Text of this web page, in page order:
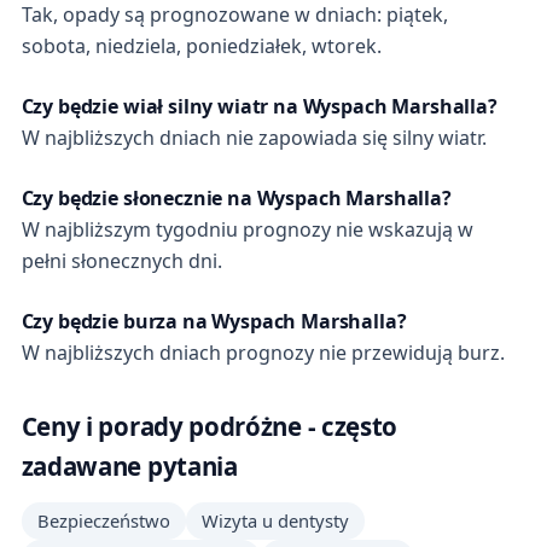
Tak, opady są prognozowane w dniach: piątek,
sobota, niedziela, poniedziałek, wtorek.
Czy będzie wiał silny wiatr na Wyspach Marshalla?
W najbliższych dniach nie zapowiada się silny wiatr.
Czy będzie słonecznie na Wyspach Marshalla?
W najbliższym tygodniu prognozy nie wskazują w
pełni słonecznych dni.
Czy będzie burza na Wyspach Marshalla?
W najbliższych dniach prognozy nie przewidują burz.
Ceny i porady podróżne - często
zadawane pytania
Bezpieczeństwo
Wizyta u dentysty